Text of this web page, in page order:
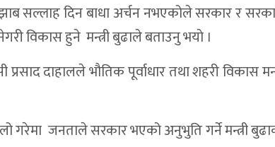
सल्लाह दिन बाधा अर्चन नभएकोले सरकार र
विकास हुने मन्त्री बुढाले बताउनु भयाे ।
दाहालले भौतिक पूर्वाधार तथा शहरी विकास
गरेमा जनताले सरकार भएको अनुभुति गर्ने मन्त्री